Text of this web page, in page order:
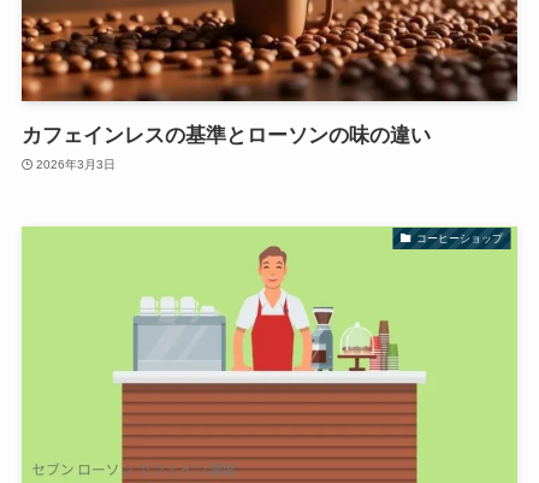
カフェインレスの基準とローソンの味の違い
2026年3月3日
コーヒーショップ